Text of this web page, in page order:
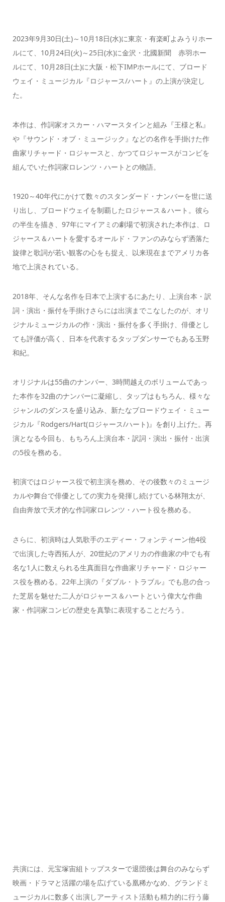
2023年9月30日(土)～10月18日(水)に東京・有楽町よみうりホー
ルにて、10月24日(火)～25日(水)に金沢・北國新聞 赤羽ホー
ルにて、10月28日(土)に大阪・松下IMPホールにて、ブロード
ウェイ・ミュージカル『ロジャース/ハート』の上演が決定し
た。
本作は、作詞家オスカー・ハマースタインと組み『王様と私』
や『サウンド・オブ・ミュージック』などの名作を手掛けた作
曲家リチャード・ロジャースと、かつてロジャースがコンビを
組んでいた作詞家ロレンツ・ハートとの物語。
1920～40年代にかけて数々のスタンダード・ナンバーを世に送
り出し、ブロードウェイを制覇したロジャース＆ハート。彼ら
の半生を描き、97年にマイアミの劇場で初演された本作は、ロ
ジャース＆ハートを愛するオールド・ファンのみならず洒落た
旋律と歌詞が若い観客の心をも捉え、以来現在までアメリカ各
地で上演されている。
2018年、そんな名作を日本で上演するにあたり、上演台本・訳
詞・演出・振付を手掛けさらには出演までこなしたのが、オリ
ジナルミュージカルの作・演出・振付を多く手掛け、俳優とし
ても評価が高く、日本を代表するタップダンサーでもある玉野
和紀。
オリジナルは55曲のナンバー、3時間越えのボリュームであっ
た本作を32曲のナンバーに凝縮し、タップはもちろん、様々な
ジャンルのダンスを盛り込み、新たなブロードウェイ・ミュー
ジカル『Rodgers/Hart(ロジャース/ハート)』を創り上げた。再
演となる今回も、もちろん上演台本・訳詞・演出・振付・出演
の5役を務める。
初演ではロジャース役で初主演を務め、その後数々のミュージ
カルや舞台で俳優としての実力を発揮し続けている林翔太が、
自由奔放で天才的な作詞家ロレンツ・ハート役を務める。
さらに、初演時は人気歌手のエディー・フォンティーン他4役
で出演した寺西拓人が、20世紀のアメリカの作曲家の中でも有
名な1人に数えられる生真面目な作曲家リチャード・ロジャー
ス役を務める。22年上演の『ダブル・トラブル』でも息の合っ
た芝居を魅せた二人がロジャース＆ハートという偉大な作曲
家・作詞家コンビの歴史を真摯に表現することだろう。
共演には、元宝塚宙組トップスターで退団後は舞台のみならず
映画・ドラマと活躍の場を広げている凰稀かなめ、グランドミ
ュージカルに数多く出演しアーティスト活動も精力的に行う藤